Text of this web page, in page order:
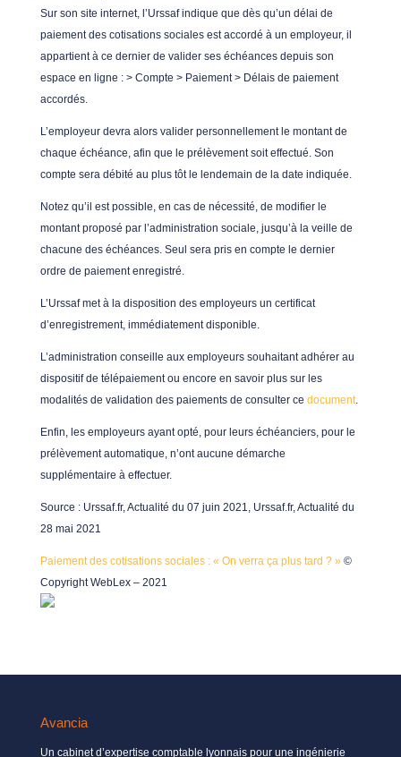
Sur son site internet, l’Urssaf indique que dès qu’un délai de
paiement des cotisations sociales est accordé à un employeur, il
appartient à ce dernier de valider ses échéances depuis son
espace en ligne : > Compte > Paiement > Délais de paiement
accordés.
L’employeur devra alors valider personnellement le montant de
chaque échéance, afin que le prélèvement soit effectué. Son
compte sera débité au plus tôt le lendemain de la date indiquée.
Notez qu’il est possible, en cas de nécessité, de modifier le
montant proposé par l’administration sociale, jusqu’à la veille de
chacune des échéances. Seul sera pris en compte le dernier
ordre de paiement enregistré.
L’Urssaf met à la disposition des employeurs un certificat
d’enregistrement, immédiatement disponible.
L’administration conseille aux employeurs souhaitant adhérer au
dispositif de télépaiement ou encore en savoir plus sur les
modalités de validation des paiements de consulter ce document.
Enfin, les employeurs ayant opté, pour leurs échéanciers, pour le
prélèvement automatique, n’ont aucune démarche
supplémentaire à effectuer.
Source : Urssaf.fr, Actualité du 07 juin 2021, Urssaf.fr, Actualité du
28 mai 2021
Paiement des cotisations sociales : « On verra ça plus tard ? » ©
Copyright WebLex – 2021
Avancia
Un cabinet d’expertise comptable lyonnais pour une ingénierie